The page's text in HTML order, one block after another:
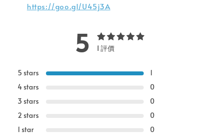
https://goo.gl/U45j3A
5 1 評價
5 stars
1
4 stars
0
3 stars
0
2 stars
0
1 star
0